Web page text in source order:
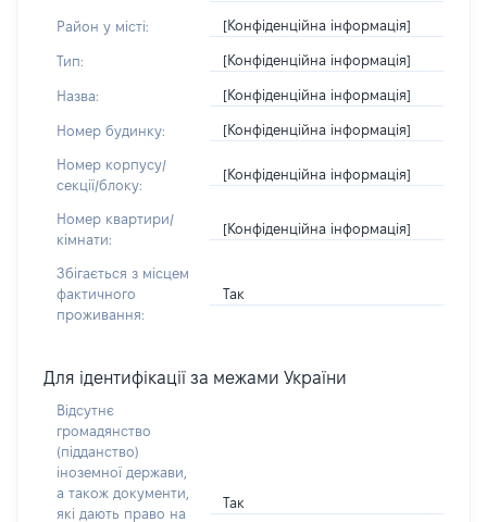
Район у місті: [Конфіденційна інформація]
Тип: [Конфіденційна інформація]
Назва: [Конфіденційна інформація]
Номер будинку: [Конфіденційна інформація]
Номер корпусу/
секції/блоку:
[Конфіденційна інформація]
Номер квартири/
кімнати:
[Конфіденційна інформація]
Збігається з місцем
фактичного
проживання:
Так
Для ідентифікації за межами України
Відсутнє
громадянство
(підданство)
іноземної держави,
а також документи,
які дають право на
Так